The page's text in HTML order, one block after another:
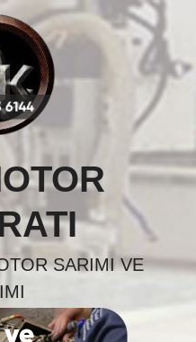
SARIMI VE